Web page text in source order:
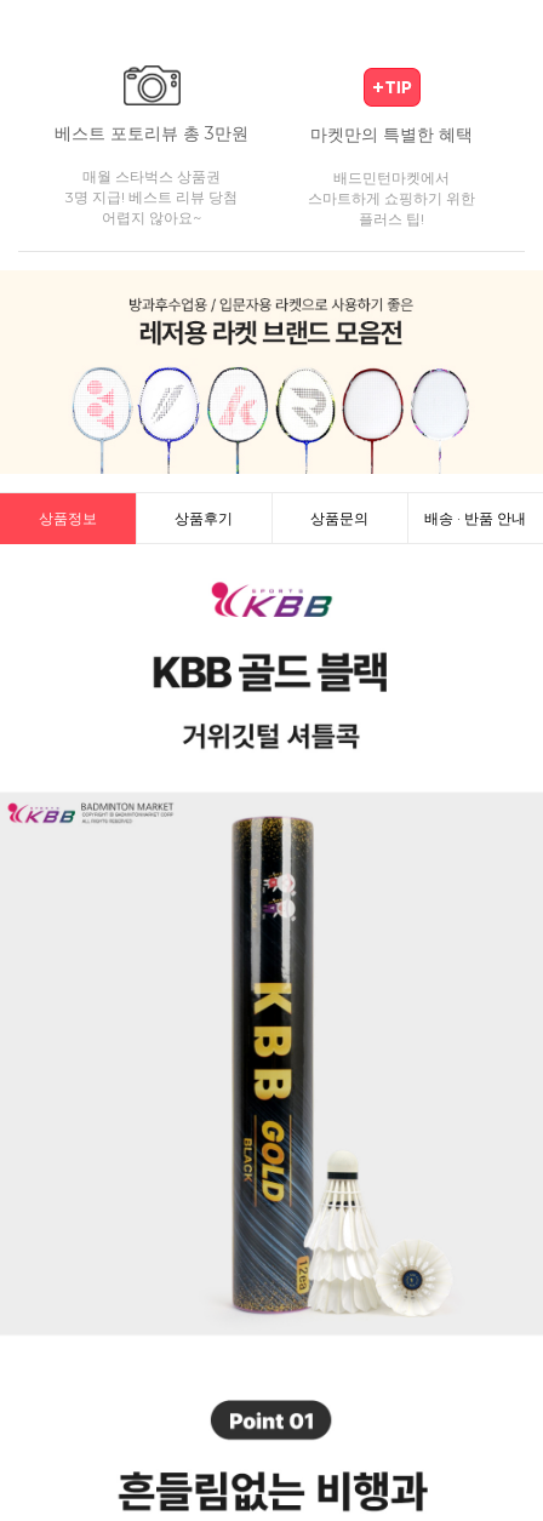
베스트 포토리뷰 총 3만원
매월 스타벅스 상품권
3명 지급! 베스트 리뷰 당첨
어렵지 않아요~
마켓만의 특별한 혜택
배드민턴마켓에서
스마트하게 쇼핑하기 위한
플러스 팁!
상품정보 상품후기 상품문의 배송 · 반품 안내